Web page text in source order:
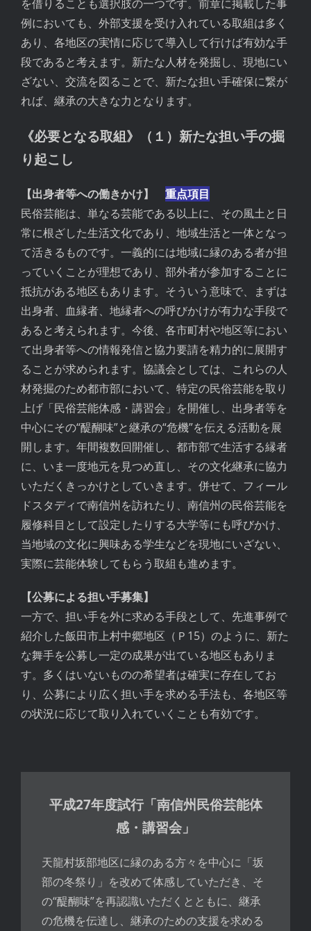
を借りることも選択肢の一つです。前章に掲載した事
例においても、外部支援を受け入れている取組は多く
あり、各地区の実情に応じて導入して行けば有効な手
段であると考えます。新たな人材を発掘し、現地にい
ざない、交流を図ることで、新たな担い手確保に繋が
れば、継承の大きな力となります。
《必要となる取組》（１）新たな担い手の掘
り起こし
【出身者等への働きかけ】 重点項目
民俗芸能は、単なる芸能である以上に、その風土と日
常に根ざした生活文化であり、地域生活と一体となっ
て活きるものです。一義的には地域に縁のある者が担
っていくことが理想であり、部外者が参加することに
抵抗がある地区もあります。そういう意味で、まずは
出身者、血縁者、地縁者への呼びかけが有力な手段で
あると考えられます。今後、各市町村や地区等におい
て出身者等への情報発信と協力要請を精力的に展開す
ることが求められます。協議会としては、これらの人
材発掘のため都市部において、特定の民俗芸能を取り
上げ「民俗芸能体感・講習会」を開催し、出身者等を
中心にその“醍醐味”と継承の“危機”を伝える活動を展
開します。年間複数回開催し、都市部で生活する縁者
に、いま一度地元を見つめ直し、その文化継承に協力
いただくきっかけとしていきます。併せて、フィール
ドスタディで南信州を訪れたり、南信州の民俗芸能を
履修科目として設定したりする大学等にも呼びかけ、
当地域の文化に興味ある学生などを現地にいざない、
実際に芸能体験してもらう取組も進めます。
【公募による担い手募集】
一方で、担い手を外に求める手段として、先進事例で
紹介した飯田市上村中郷地区（Ｐ15）のように、新た
な舞手を公募し一定の成果が出ている地区もありま
す。多くはいないものの希望者は確実に存在してお
り、公募により広く担い手を求める手法も、各地区等
の状況に応じて取り入れていくことも有効です。
平成27年度試行「南信州民俗芸能体
感・講習会」
天龍村坂部地区に縁のある方々を中心に「坂
部の冬祭り」を改めて体感していただき、そ
の“醍醐味”を再認識いただくとともに、継承
の危機を伝達し、継承のための支援を求める